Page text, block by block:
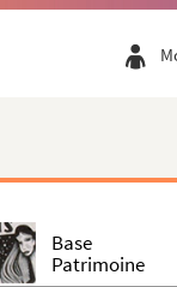
Base
Patrimoine